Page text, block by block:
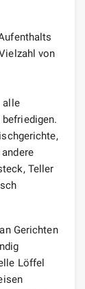
von
alle
Teller
Gerichten
Löffel